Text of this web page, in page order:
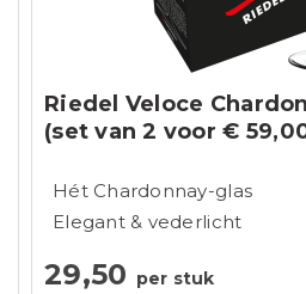
Riedel Veloce
(set van 2 voor €
Hét Chardonnay-glas
Elegant & vederlicht
29,50 per stuk